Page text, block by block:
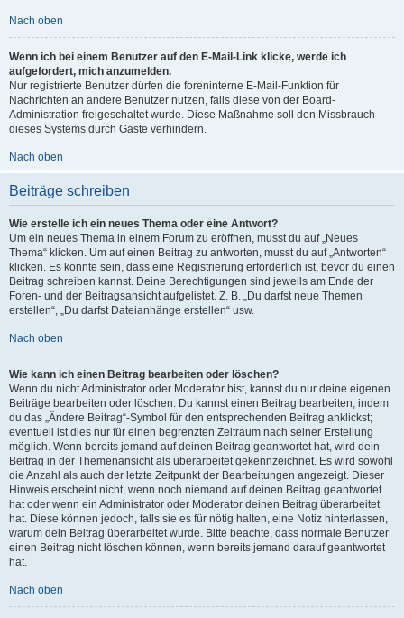
Nach oben
Wenn ich bei einem Benutzer auf den E-Mail-Link klicke, werde ich
aufgefordert, mich anzumelden.
Nur registrierte Benutzer dürfen die foreninterne E-Mail-Funktion für
Nachrichten an andere Benutzer nutzen, falls diese von der Board-
Administration freigeschaltet wurde. Diese Maßnahme soll den Missbrauch
dieses Systems durch Gäste verhindern.
Nach oben
Beiträge schreiben
Wie erstelle ich ein neues Thema oder eine Antwort?
Um ein neues Thema in einem Forum zu eröffnen, musst du auf „Neues
Thema“ klicken. Um auf einen Beitrag zu antworten, musst du auf „Antworten“
klicken. Es könnte sein, dass eine Registrierung erforderlich ist, bevor du einen
Beitrag schreiben kannst. Deine Berechtigungen sind jeweils am Ende der
Foren- und der Beitragsansicht aufgelistet. Z. B. „Du darfst neue Themen
erstellen“, „Du darfst Dateianhänge erstellen“ usw.
Nach oben
Wie kann ich einen Beitrag bearbeiten oder löschen?
Wenn du nicht Administrator oder Moderator bist, kannst du nur deine eigenen
Beiträge bearbeiten oder löschen. Du kannst einen Beitrag bearbeiten, indem
du das „Ändere Beitrag“-Symbol für den entsprechenden Beitrag anklickst;
eventuell ist dies nur für einen begrenzten Zeitraum nach seiner Erstellung
möglich. Wenn bereits jemand auf deinen Beitrag geantwortet hat, wird dein
Beitrag in der Themenansicht als überarbeitet gekennzeichnet. Es wird sowohl
die Anzahl als auch der letzte Zeitpunkt der Bearbeitungen angezeigt. Dieser
Hinweis erscheint nicht, wenn noch niemand auf deinen Beitrag geantwortet
hat oder wenn ein Administrator oder Moderator deinen Beitrag überarbeitet
hat. Diese können jedoch, falls sie es für nötig halten, eine Notiz hinterlassen,
warum dein Beitrag überarbeitet wurde. Bitte beachte, dass normale Benutzer
einen Beitrag nicht löschen können, wenn bereits jemand darauf geantwortet
hat.
Nach oben